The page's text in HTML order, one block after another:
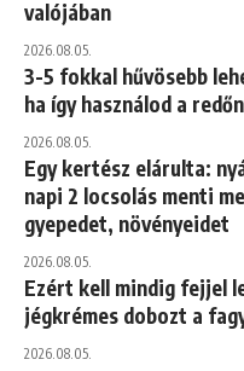
valójában
2026.08.05.
3-5 fokkal hűvösebb
ha így használod a
2026.08.05.
Egy kertész elárulta:
napi 2 locsolás menti
gyepedet, növényeidet
2026.08.05.
Ezért kell mindig fejjel
jégkrémes dobozt a
2026.08.05.